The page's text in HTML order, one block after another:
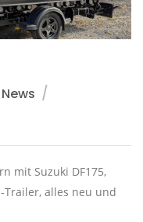
mit Suzuki DF175,
Trailer, alles neu und